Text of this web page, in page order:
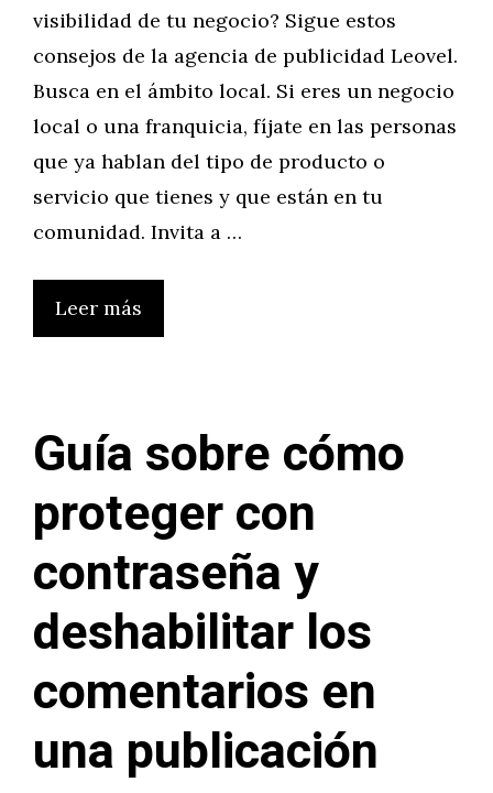
visibilidad de tu negocio? Sigue estos
consejos de la agencia de publicidad Leovel.
Busca en el ámbito local. Si eres un negocio
local o una franquicia, fíjate en las personas
que ya hablan del tipo de producto o
servicio que tienes y que están en tu
comunidad. Invita a …
Leer más
Guía sobre cómo
proteger con
contraseña y
deshabilitar los
comentarios en
una publicación